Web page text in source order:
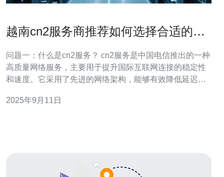
越南cn2服务商推荐如何选择合适的
问题一：什么是cn2服务？ cn2服务是中国电信推出的一种
高质量网络服务，主要用于提升国际互联网连接的稳定性
和速度。它采用了先进的网络架构，能够有效降低延迟，
适的cn2服务商可以帮助企业和个人用户更好地进行国际业
2025年9月11日